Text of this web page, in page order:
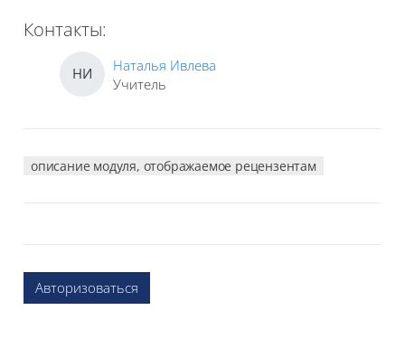
Контакты:
НИ
Наталья Ивлева
Учитель
описание модуля, отображаемое рецензентам
Авторизоваться